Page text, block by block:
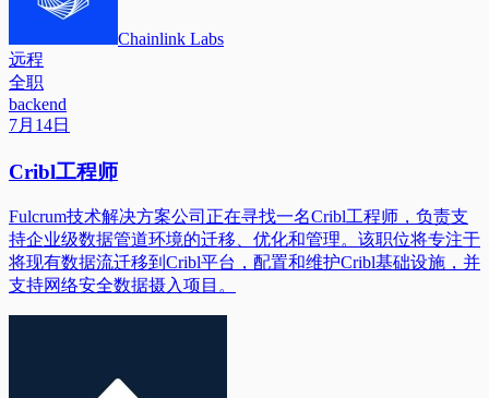
Chainlink Labs
远程
全职
backend
7月14日
Cribl工程师
Fulcrum技术解决方案公司正在寻找一名Cribl工程师，负责支
持企业级数据管道环境的迁移、优化和管理。该职位将专注于
将现有数据流迁移到Cribl平台，配置和维护Cribl基础设施，并
支持网络安全数据摄入项目。